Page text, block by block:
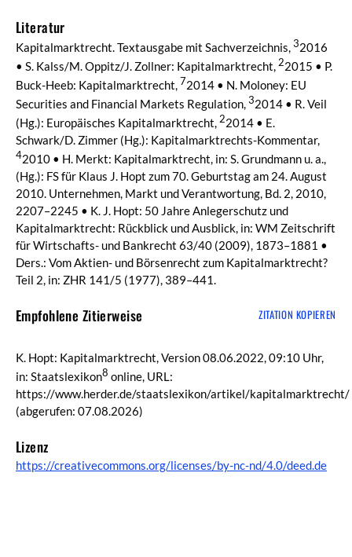
Literatur
Kapitalmarktrecht. Textausgabe mit Sachverzeichnis, 32016
• S. Kalss/M. Oppitz/J. Zollner: Kapitalmarktrecht, 22015 • P.
Buck-Heeb: Kapitalmarktrecht, 72014 • N. Moloney: EU
Securities and Financial Markets Regulation, 32014 • R. Veil
(Hg.): Europäisches Kapitalmarktrecht, 22014 • E.
Schwark/D. Zimmer (Hg.): Kapitalmarktrechts-Kommentar,
42010 • H. Merkt: Kapitalmarktrecht, in: S. Grundmann u. a.,
(Hg.): FS für Klaus J. Hopt zum 70. Geburtstag am 24. August
2010. Unternehmen, Markt und Verantwortung, Bd. 2, 2010,
2207–2245 • K. J. Hopt: 50 Jahre Anlegerschutz und
Kapitalmarktrecht: Rückblick und Ausblick, in: WM Zeitschrift
für Wirtschafts- und Bankrecht 63/40 (2009), 1873–1881 •
Ders.: Vom Aktien- und Börsenrecht zum Kapitalmarktrecht?
Teil 2, in: ZHR 141/5 (1977), 389–441.
Empfohlene Zitierweise ZITATION KOPIEREN
K. Hopt: Kapitalmarktrecht, Version 08.06.2022, 09:10 Uhr,
in: Staatslexikon8 online, URL:
https://www.herder.de/staatslexikon/artikel/kapitalmarktrecht/
(abgerufen: 07.08.2026)
Lizenz
https://creativecommons.org/licenses/by-nc-nd/4.0/deed.de